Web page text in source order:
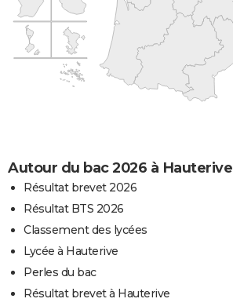
Autour du bac 2026 à Hauterive
Résultat brevet 2026
Résultat BTS 2026
Classement des lycées
Lycée à Hauterive
Perles du bac
Résultat brevet à Hauterive